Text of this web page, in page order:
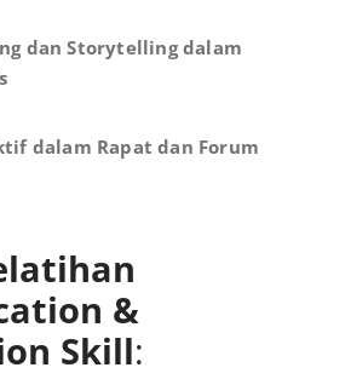
dan Storytelling dalam
dalam Rapat dan Forum
&
Skill: